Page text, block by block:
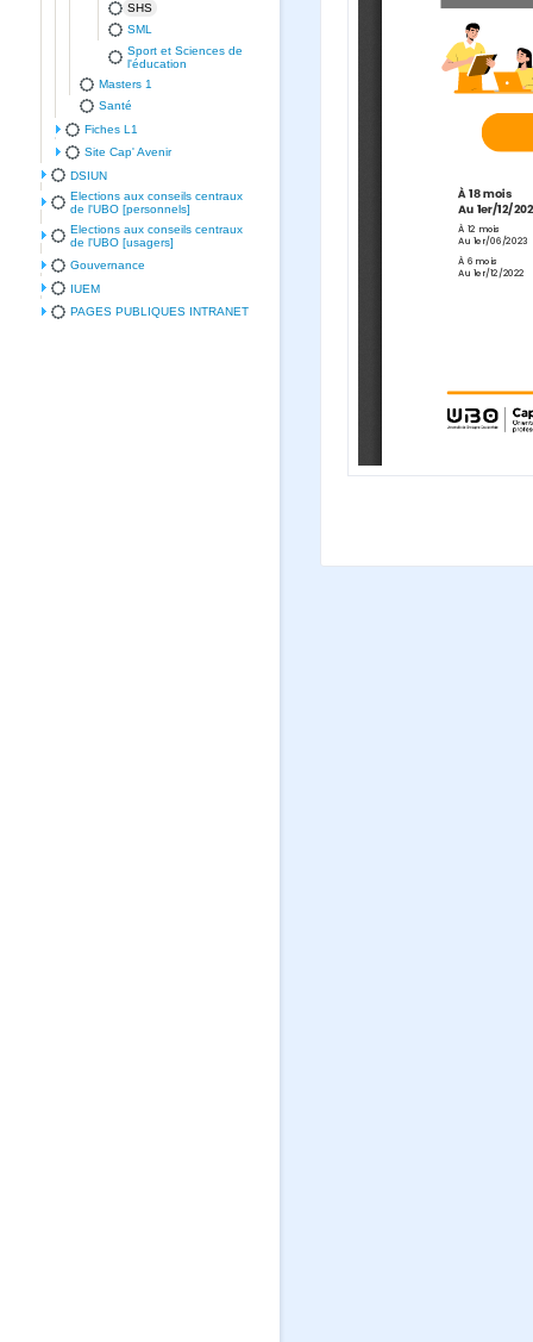
SHS
SML
Sport et Sciences de
l'éducation
Masters 1
Santé
Fiches L1
Site Cap' Avenir
DSIUN
Elections aux conseils centraux
de l'UBO [personnels]
Elections aux conseils centraux
de l'UBO [usagers]
Gouvernance
IUEM
PAGES PUBLIQUES INTRANET